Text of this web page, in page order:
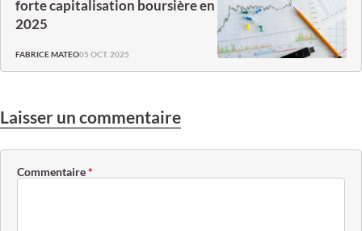
forte capitalisation boursière en
2025
FABRICE MATEO05 OCT. 2025
Laisser un commentaire
Commentaire*